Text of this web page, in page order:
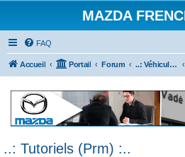
MAZDA
FAQ
Accueil Portail Forum ..: Véhicules Mazda ancien (<2003) :..
..: Tutoriels (Prm) :..